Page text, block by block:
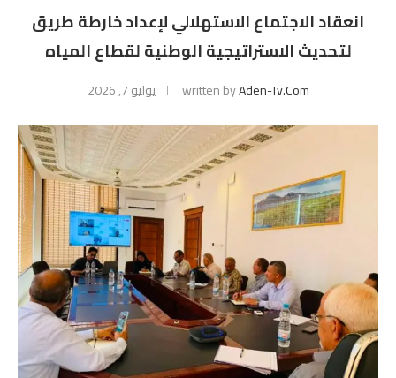
انعقاد الاجتماع الاستهلالي لإعداد خارطة طريق
لتحديث الاستراتيجية الوطنية لقطاع المياه
written byAden-Tv.com يوليو 7, 2026